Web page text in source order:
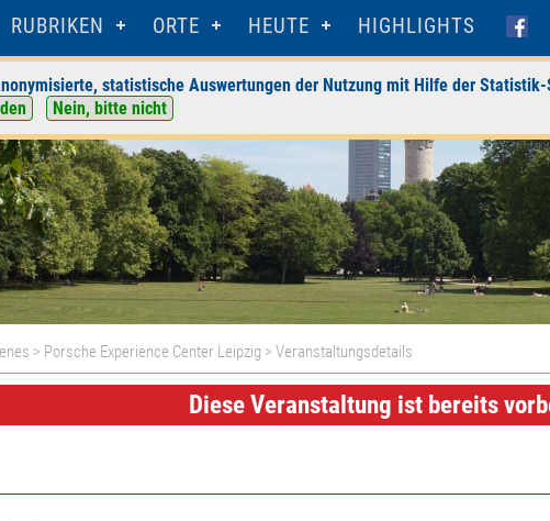
RUBRIKEN ORTE HEUTE HIGHLIGHTS
statistische Auswertungen der Nutzung mit Hilfe der
Nein, bitte nicht
> Porsche Experience Center Leipzig > Veranstaltungsdetails
Diese Veranstaltung ist bereits